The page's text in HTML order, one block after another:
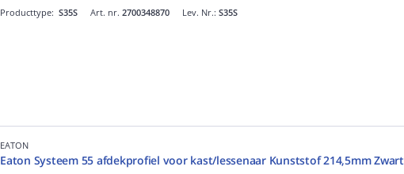
Art. nr. 2700348870
Producttype: S35S Lev. Nr.: S35S
EATON
Eaton Systeem 55 afdekprofiel voor kast/lessenaar Kunststof 214,5mm Zwart